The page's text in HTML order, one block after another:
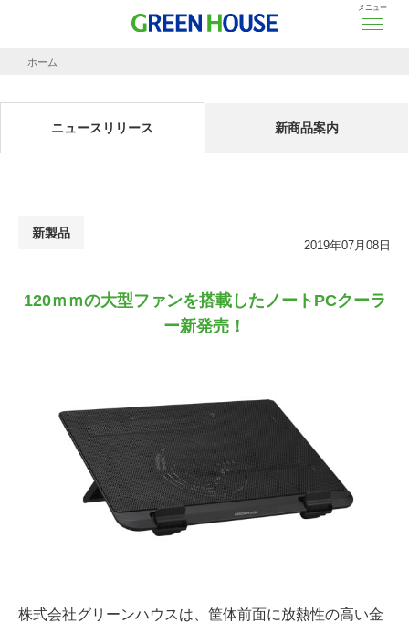
メニュー
ホーム
ニュースリリース 新商品案内
新製品
2019年07月08日
120ｍｍの大型ファンを搭載したノートPCクーラ
ー新発売！
株式会社グリーンハウスは、筐体前面に放熱性の高い金